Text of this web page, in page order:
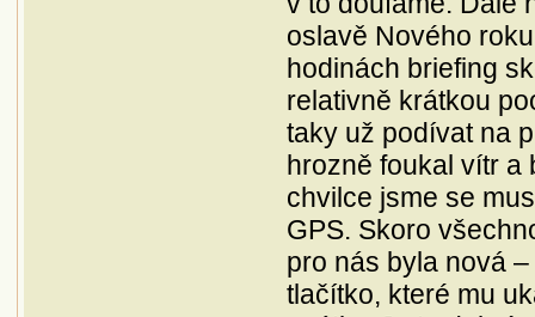
oslavě Nového
hodinách briefing
relativně krátkou
taky už podívat na
hrozně foukal vítr a
chvilce jsme se
GPS. Skoro
pro nás byla nová
tlačítko, které mu